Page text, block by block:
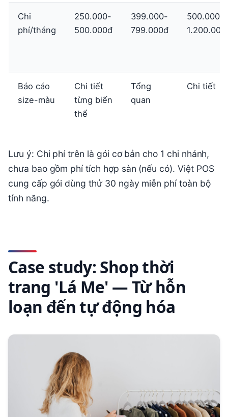
Chi
phí/tháng
250.000-
500.000đ
399.000-
799.000đ
500.000-
Báo cáo
size-màu
Chi tiết
từng biến
thể
Tổng
quan
Chi tiết
Lưu ý: Chi phí trên là gói cơ bản cho 1 chi nhánh,
chưa bao gồm phí tích hợp sàn (nếu có). Việt POS
cung cấp gói dùng thử 30 ngày miễn phí toàn bộ
tính năng.
Case study: Shop thời
trang 'Lá Me' — Từ hỗn
loạn đến tự động hóa